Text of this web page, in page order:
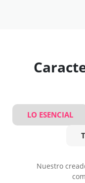
LO ESENCIAL
Nuestro